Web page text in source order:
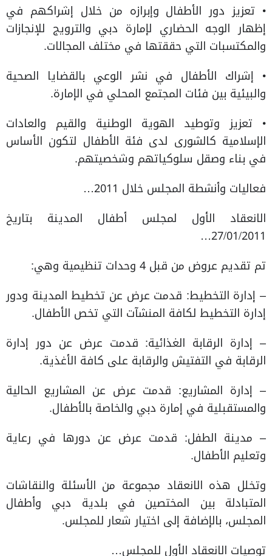
• تعزيز دور الأطفال وإبرازه من خلال إشراكهم في
إظهار الوجه الحضاري لإمارة دبي والترويج للإنجازات
والمكتسبات التي حققتها في مختلف المجالات.
• إشراك الأطفال في نشر الوعي بالقضايا الصحية
والبيئية بين فئات المجتمع المحلي في الإمارة.
• تعزيز وتوطيد الهوية الوطنية والقيم والعادات
الإسلامية كالشورى لدى فئة الأطفال لتكون الأساس
في بناء وصقل سلوكياتهم وشخصيتهم.
فعاليات وأنشطة المجلس خلال 2011…
الانعقاد الأول لمجلس أطفال المدينة بتاريخ
27/01/2011…
تم تقديم عروض من قبل 4 وحدات تنظيمية وهي:
– إدارة التخطيط: قدمت عرض عن تخطيط المدينة ودور
إدارة التخطيط لكافة المنشآت التي تخص الأطفال.
– إدارة الرقابة الغذائية: قدمت عرض عن دور إدارة
الرقابة في التفتيش والرقابة على كافة الأغذية.
– إدارة المشاريع: قدمت عرض عن المشاريع الحالية
والمستقبلية في إمارة دبي والخاصة بالأطفال.
– مدينة الطفل: قدمت عرض عن دورها في رعاية
وتعليم الأطفال.
وتخلل هذه الانعقاد مجموعة من الأسئلة والنقاشات
المتبادلة بين المختصين في بلدية دبي وأطفال
المجلس، بالإضافة إلى اختيار شعار للمجلس.
توصيات الانعقاد الأول للمجلس…